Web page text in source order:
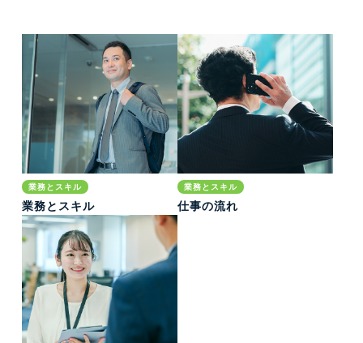
業務とスキル
業務とスキル
業務とスキル
仕事の流れ